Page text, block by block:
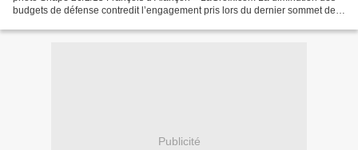
budgets de défense contredit l’engagement pris lors du dernier sommet de
Publicité